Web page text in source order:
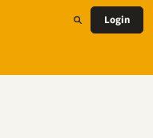
Login